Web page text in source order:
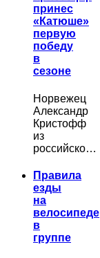
принес
«Катюше»
первую
победу
в
сезоне
Норвежец
Александр
Кристофф
из
российско…
Правила
езды
на
велосипеде
в
группе